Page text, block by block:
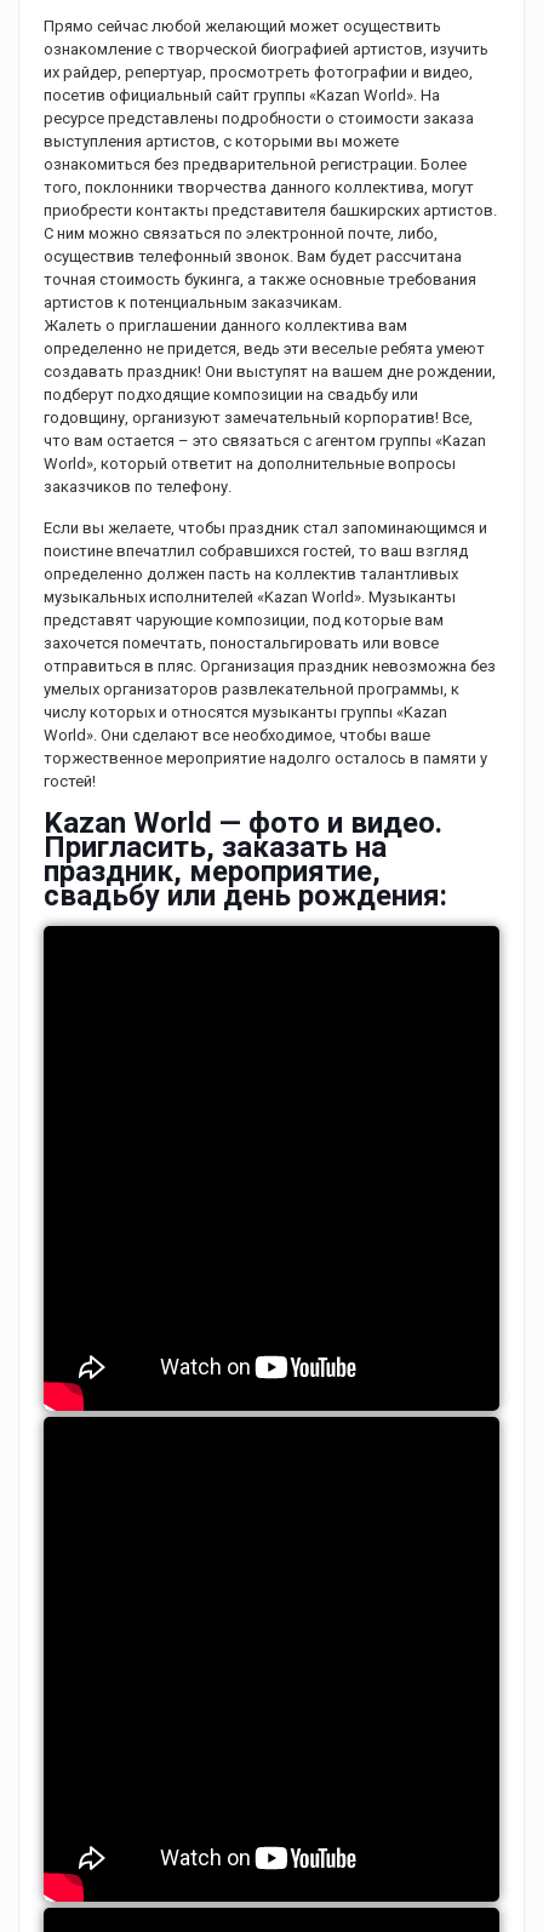
Прямо сейчас любой желающий может осуществить
ознакомление с творческой биографией артистов, изучить
их райдер, репертуар, просмотреть фотографии и видео,
посетив официальный сайт группы «Kazan World». На
ресурсе представлены подробности о стоимости заказа
выступления артистов, с которыми вы можете
ознакомиться без предварительной регистрации. Более
того, поклонники творчества данного коллектива, могут
приобрести контакты представителя башкирских артистов.
С ним можно связаться по электронной почте, либо,
осуществив телефонный звонок. Вам будет рассчитана
точная стоимость букинга, а также основные требования
артистов к потенциальным заказчикам.
Жалеть о приглашении данного коллектива вам
определенно не придется, ведь эти веселые ребята умеют
создавать праздник! Они выступят на вашем дне рождении,
подберут подходящие композиции на свадьбу или
годовщину, организуют замечательный корпоратив! Все,
что вам остается – это связаться с агентом группы «Kazan
World», который ответит на дополнительные вопросы
заказчиков по телефону.
Если вы желаете, чтобы праздник стал запоминающимся и
поистине впечатлил собравшихся гостей, то ваш взгляд
определенно должен пасть на коллектив талантливых
музыкальных исполнителей «Kazan World». Музыканты
представят чарующие композиции, под которые вам
захочется помечтать, поностальгировать или вовсе
отправиться в пляс. Организация праздник невозможна без
умелых организаторов развлекательной программы, к
числу которых и относятся музыканты группы «Kazan
World». Они сделают все необходимое, чтобы ваше
торжественное мероприятие надолго осталось в памяти у
гостей!
Kazan World — фото и видео.
Пригласить, заказать на
праздник, мероприятие,
свадьбу или день рождения: